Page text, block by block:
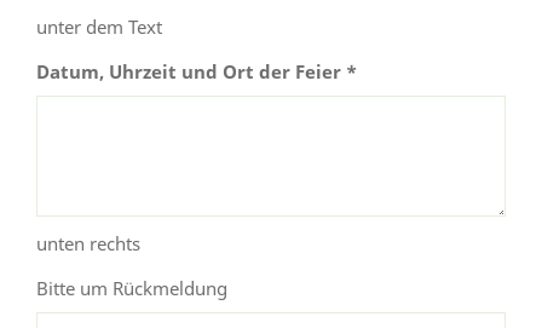
unter dem Text
Datum, Uhrzeit und Ort der Feier *
unten rechts
Bitte um Rückmeldung